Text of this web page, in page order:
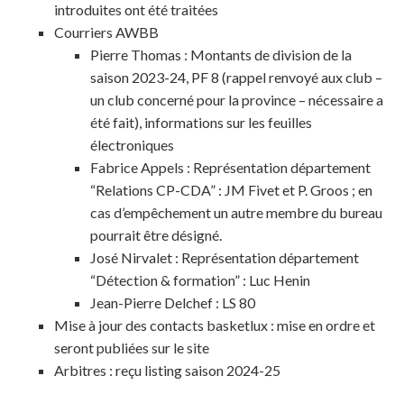
introduites ont été traitées
Courriers AWBB
Pierre Thomas : Montants de division de la
saison 2023-24, PF 8 (rappel renvoyé aux club –
un club concerné pour la province – nécessaire a
été fait), informations sur les feuilles
électroniques
Fabrice Appels : Représentation département
“Relations CP-CDA” : JM Fivet et P. Groos ; en
cas d’empêchement un autre membre du bureau
pourrait être désigné.
José Nirvalet : Représentation département
“Détection & formation” : Luc Henin
Jean-Pierre Delchef : LS 80
Mise à jour des contacts basketlux : mise en ordre et
seront publiées sur le site
Arbitres : reçu listing saison 2024-25